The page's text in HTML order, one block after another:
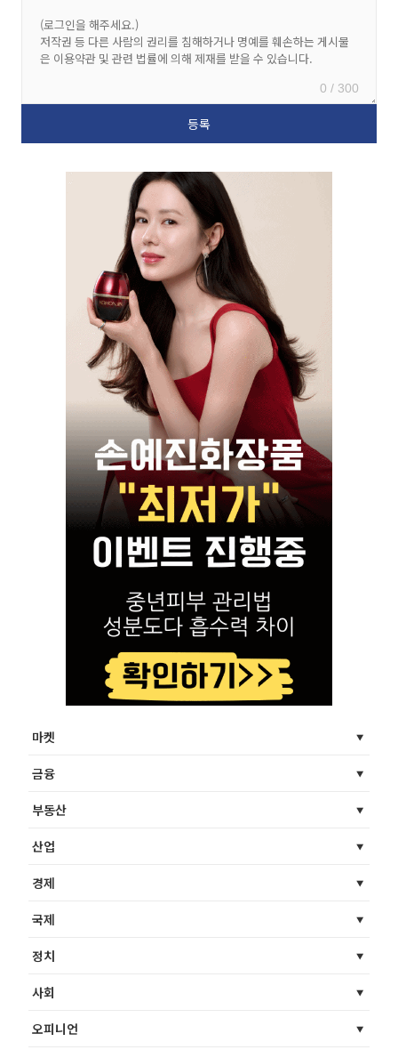
0 / 300
마켓
금융
부동산
산업
경제
국제
정치
사회
오피니언